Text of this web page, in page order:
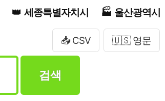
세종특별자치시 울산광역시
📥 CSV 🇺🇸 영문
검색